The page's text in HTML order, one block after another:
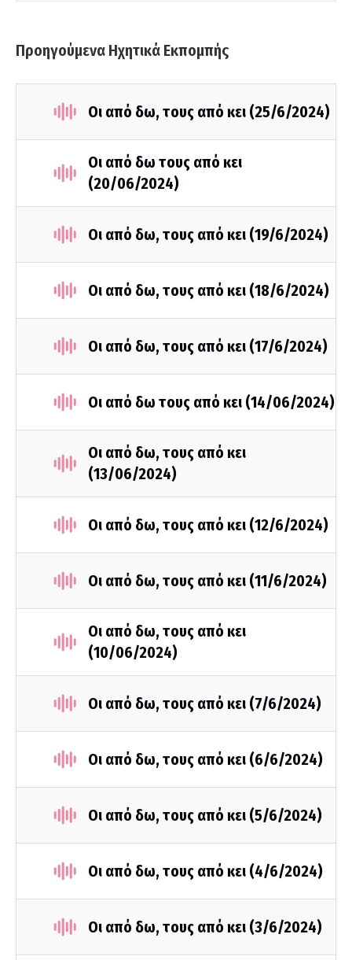
Προηγούμενα Ηχητικά Εκπομπής
Οι από δω, τους από κει (25/6/2024)
Οι από δω τους από κει
(20/06/2024)
Οι από δω, τους από κει (19/6/2024)
Οι από δω, τους από κει (18/6/2024)
Οι από δω, τους από κει (17/6/2024)
Οι από δω τους από κει (14/06/2024)
Οι από δω, τους από κει
(13/06/2024)
Οι από δω, τους από κει (12/6/2024)
Οι από δω, τους από κει (11/6/2024)
Οι από δω, τους από κει
(10/06/2024)
Οι από δω, τους από κει (7/6/2024)
Οι από δω, τους από κει (6/6/2024)
Οι από δω, τους από κει (5/6/2024)
Οι από δω, τους από κει (4/6/2024)
Οι από δω, τους από κει (3/6/2024)